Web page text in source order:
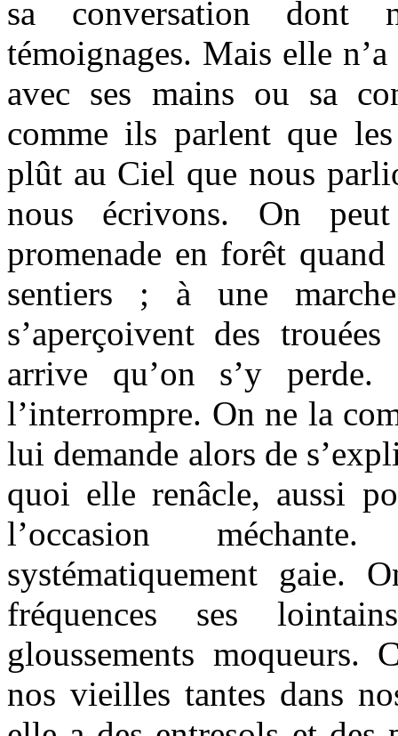
sa conversation dont
témoignages. Mais elle
avec ses mains ou sa
comme ils parlent que
plût au Ciel que nous
nous écrivons. On
promenade en forêt
sentiers ; à une
s’aperçoivent des
arrive qu’on s’y
l’interrompre. On ne la
lui demande alors de
quoi elle renâcle, aussi
l’occasion
systématiquement gaie.
fréquences ses
gloussements moqueurs.
nos vieilles tantes dans